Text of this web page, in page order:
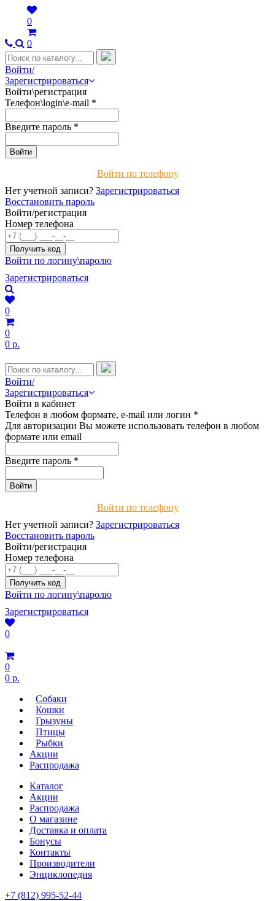
0
0
Войти/
Зарегистрироваться
Войти\регистрация
Телефон\login\e-mail *
Введите пароль *
Войти по телефону
Нет учетной записи? Зарегистрироваться
Восстановить пароль
Войти/регистрация
Номер телефона
Войти по логину\паролю
Зарегистрироваться
0
0
0 р.
Войти/
Зарегистрироваться
Войти в кабинет
Телефон в любом формате, e-mail или логин *
Для авторизации Вы можете использовать телефон в любом
формате или email
Введите пароль *
Войти по телефону
Нет учетной записи? Зарегистрироваться
Восстановить пароль
Войти/регистрация
Номер телефона
Войти по логину\паролю
Зарегистрироваться
0
0
0 р.
Собаки
Кошки
Грызуны
Птицы
Рыбки
Акции
Распродажа
Каталог
Акции
Распродажа
О магазине
Доставка и оплата
Бонусы
Контакты
Производители
Энциклопедия
+7 (812) 995-52-44